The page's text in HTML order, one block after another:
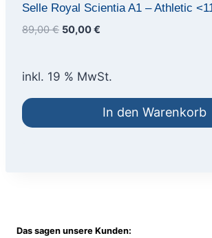
Selle Royal Scientia A1 – Athletic
89,00€ Ursprünglicher
89,00 €
50,00€
50,00 €.
inkl. 19 % MwSt.
In den Warenkorb
Das sagen unsere Kunden: